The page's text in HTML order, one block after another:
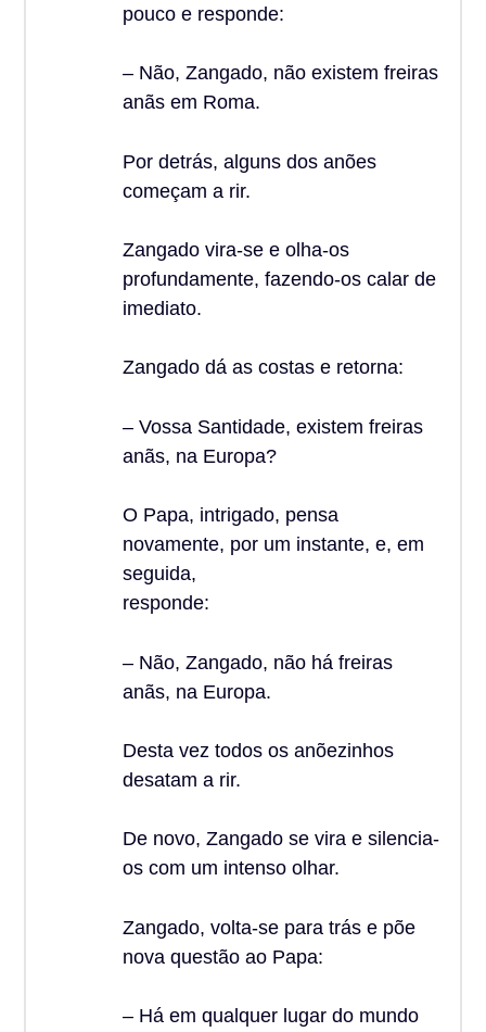
pouco e responde:
– Não, Zangado, não existem freiras
anãs em Roma.
Por detrás, alguns dos anões
começam a rir.
Zangado vira-se e olha-os
profundamente, fazendo-os calar de
imediato.
Zangado dá as costas e retorna:
– Vossa Santidade, existem freiras
anãs, na Europa?
O Papa, intrigado, pensa
novamente, por um instante, e, em
seguida,
responde:
– Não, Zangado, não há freiras
anãs, na Europa.
Desta vez todos os anõezinhos
desatam a rir.
De novo, Zangado se vira e silencia-
os com um intenso olhar.
Zangado, volta-se para trás e põe
nova questão ao Papa:
– Há em qualquer lugar do mundo